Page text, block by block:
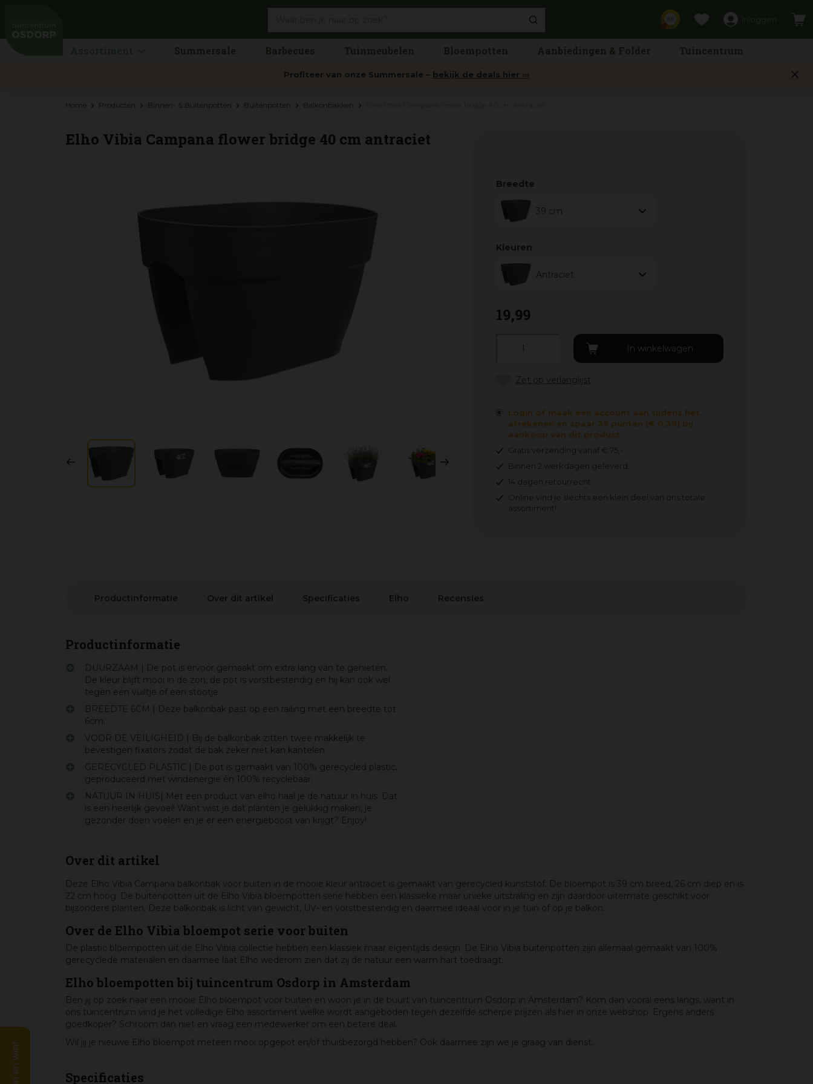
Home Producten Binnen- & Buitenpotten Buitenpotten Balkonbakken
Summersale Barbecues Tuinmeubelen Bloempotten Aanbiedingen & Folder Tuincentrum
Profiteer van onze Summersale – bekijk de deals hier ›››
Elho Vibia Campana flower bridge 40 cm antraciet
Breedte
39 cm
Kleuren
Antraciet
19,99
Login of maak een account aan tijdens het
afrekenen en spaar 39 punten (€ 0,39) bij
aankoop van dit product.
Gratis verzending vanaf € 75,-
Binnen 2 werkdagen geleverd.
14 dagen retourrecht.
Online vind je slechts een klein deel van ons totale
assortiment!
Productinformatie Over dit artikel Specificaties Elho Recensies
Productinformatie
DUURZAAM | De pot is ervoor gemaakt om extra lang van te genieten.
De kleur blijft mooi in de zon, de pot is vorstbestendig en hij kan ook wel
tegen een vuiltje of een stootje.
BREEDTE 6CM | Deze balkonbak past op een railing met een breedte tot
6cm.
VOOR DE VEILIGHEID | Bij de balkonbak zitten twee makkelijk te
bevestigen fixators zodat de bak zeker niet kan kantelen.
GERECYCLED PLASTIC | De pot is gemaakt van 100% gerecycled plastic,
geproduceerd met windenergie én 100% recyclebaar.
NATUUR IN HUIS| Met een product van elho haal je de natuur in huis. Dat
is een heerlijk gevoel! Want wist je dat planten je gelukkig maken, je
gezonder doen voelen en je er een energieboost van krijgt? Enjoy!
Over dit artikel
Deze Elho Vibia Campana balkonbak voor buiten in de mooie kleur antraciet is gemaakt van gerecycled kunststof. De bloempot is 39 cm breed, 26 cm diep en is
22 cm hoog. De buitenpotten uit de Elho Vibia bloempotten serie hebben een klassieke maar unieke uitstraling en zijn daardoor uitermate geschikt voor
bijzondere planten. Deze balkonbak is licht van gewicht, UV- en vorstbestendig en daarmee ideaal voor in je tuin of op je balkon.
Over de Elho Vibia bloempot serie voor buiten
De plastic bloempotten uit de Elho Vibia collectie hebben een klassiek maar eigentijds design. De Elho Vibia buitenpotten zijn allemaal gemaakt van 100%
gerecyclede materialen en daarmee laat Elho wederom zien dat zij de natuur een warm hart toedraagt.
Elho bloempotten bij tuincentrum Osdorp in Amsterdam
Ben jij op zoek naar een mooie Elho bloempot voor buiten en woon je in de buurt van tuincentrum Osdorp in Amsterdam? Kom dan vooral eens langs, want in
ons tuincentrum vind je het volledige Elho assortiment welke wordt aangeboden tegen dezelfde scherpe prijzen als hier in onze webshop. Ergens anders
goedkoper? Schroom dan niet en vraag een medewerker om een betere deal.
Wil jij je nieuwe Elho bloempot meteen mooi opgepot en/of thuisbezorgd hebben? Ook daarmee zijn we je graag van dienst.
Specificaties